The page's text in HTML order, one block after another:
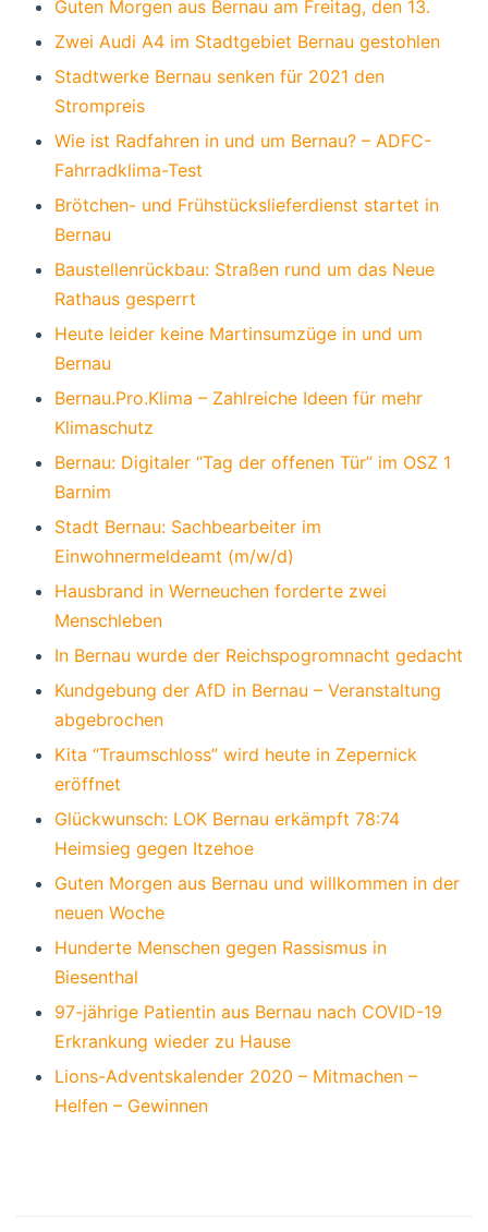
Guten Morgen aus Bernau am Freitag, den 13.
Zwei Audi A4 im Stadtgebiet Bernau gestohlen
Stadtwerke Bernau senken für 2021 den
Strompreis
Wie ist Radfahren in und um Bernau? – ADFC-
Fahrradklima-Test
Brötchen- und Frühstückslieferdienst startet in
Bernau
Baustellenrückbau: Straßen rund um das Neue
Rathaus gesperrt
Heute leider keine Martinsumzüge in und um
Bernau
Bernau.Pro.Klima – Zahlreiche Ideen für mehr
Klimaschutz
Bernau: Digitaler “Tag der offenen Tür” im OSZ 1
Barnim
Stadt Bernau: Sachbearbeiter im
Einwohnermeldeamt (m/w/d)
Hausbrand in Werneuchen forderte zwei
Menschleben
In Bernau wurde der Reichspogromnacht gedacht
Kundgebung der AfD in Bernau – Veranstaltung
abgebrochen
Kita “Traumschloss” wird heute in Zepernick
eröffnet
Glückwunsch: LOK Bernau erkämpft 78:74
Heimsieg gegen Itzehoe
Guten Morgen aus Bernau und willkommen in der
neuen Woche
Hunderte Menschen gegen Rassismus in
Biesenthal
97-jährige Patientin aus Bernau nach COVID-19
Erkrankung wieder zu Hause
Lions-Adventskalender 2020 – Mitmachen –
Helfen – Gewinnen